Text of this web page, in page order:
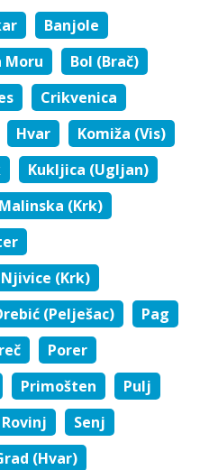
Banjole
Moru
Bol (Brač)
Crikvenica
Hvar
Komiža (Vis)
Kukljica (Ugljan)
Malinska (Krk)
Njivice (Krk)
(Pelješac)
Pag
Porer
Primošten
Pulj
Rovinj
Senj
(Hvar)